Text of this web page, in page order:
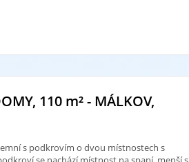
110 m²- MÁLKOV,
s podkrovím o dvou místnostech s